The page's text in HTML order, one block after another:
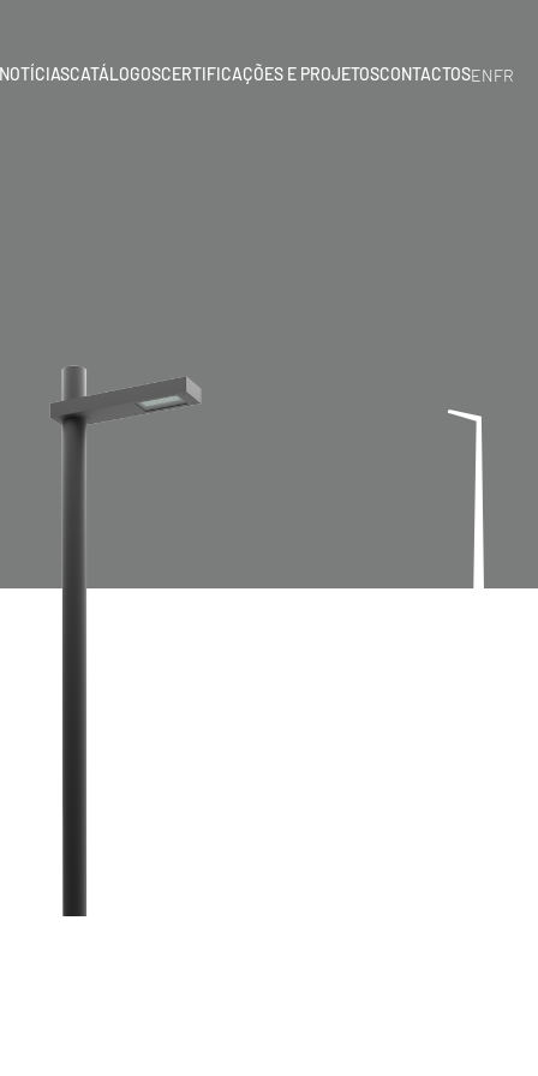
NOTÍCIASCATÁLOGOSCERTIFICAÇÕES E PROJETOSCONTACTOSENFR